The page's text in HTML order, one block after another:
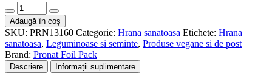
Cantitate
Fasole
Adzuki
bio,
500g
Pronat
Adaugă în coș
SKU: PRN13160 Categorie: Hrana sanatoasa Etichete: Hrana
sanatoasa, Leguminoase si seminte, Produse vegane si de post
Brand: Pronat Foil Pack
Descriere Informații suplimentare